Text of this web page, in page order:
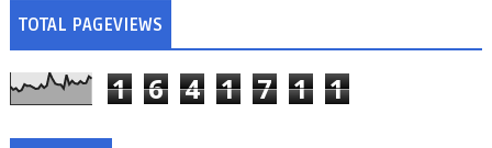
TOTAL PAGEVIEWS
1 6 4 1 7 1 1